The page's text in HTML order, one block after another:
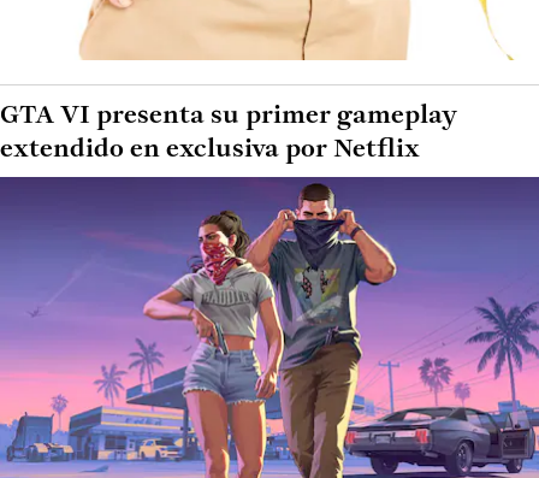
GTA VI presenta su primer gameplay
extendido en exclusiva por Netflix